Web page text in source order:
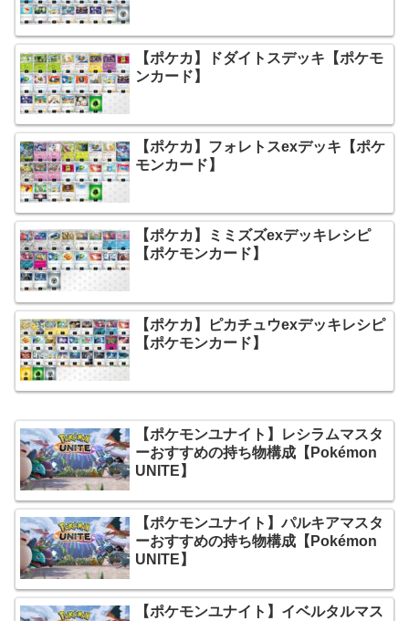
【ポケカ】ドダイトスデッキ【ポケモ
ンカード】
【ポケカ】フォレトスexデッキ【ポケ
モンカード】
【ポケカ】ミミズズexデッキレシピ
【ポケモンカード】
【ポケカ】ピカチュウexデッキレシピ
【ポケモンカード】
【ポケモンユナイト】レシラムマスタ
ーおすすめの持ち物構成【Pokémon
UNITE】
【ポケモンユナイト】パルキアマスタ
ーおすすめの持ち物構成【Pokémon
UNITE】
【ポケモンユナイト】イベルタルマス